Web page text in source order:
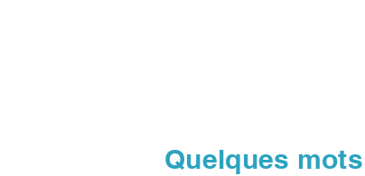
Quelques